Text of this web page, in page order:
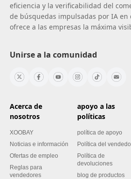
eficiencia y la verificabilidad del
de búsquedas impulsadas por IA en
ofrece a las empresas la máxima
Unirse a la comunidad
Acerca de
nosotros
XOOBAY
Noticias e información
Ofertas de empleo
Reglas para
vendedores
apoyo a las
políticas
política de apoyo
Política del
Política de
devoluciones
blog de productos